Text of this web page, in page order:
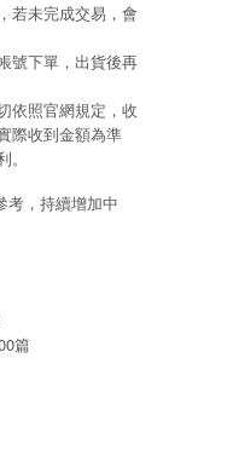
若未完成交易，會
號下單，出貨後再
依照官網規定，收
際收到金額為準
考，持續增加中
篇